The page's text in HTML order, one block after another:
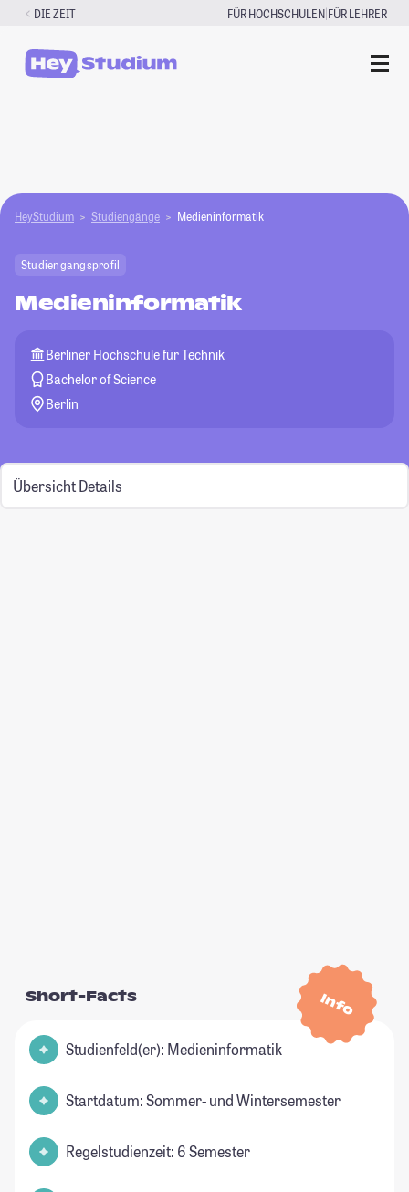
Zum
springen
DIE ZEIT FÜR HOCHSCHULEN|FÜR LEHRER
HeyStudium Studiengänge Medieninformatik
Studiengangsprofil
Medieninformatik
Berliner Hochschule für Technik
Bachelor of Science
Berlin
Übersicht Details
Info
Short-Facts
Studienfeld(er): Medieninformatik
Startdatum: Sommer- und Wintersemester
Regelstudienzeit: 6 Semester